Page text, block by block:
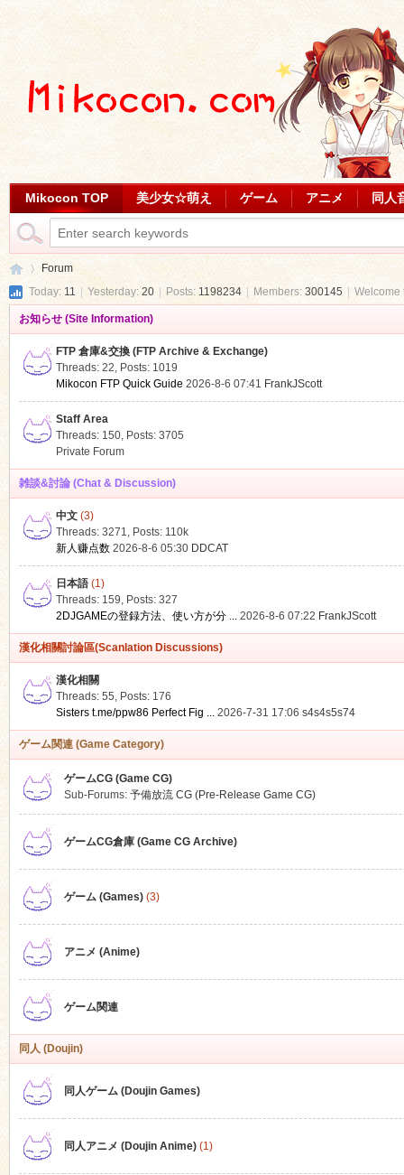
Mikocon TOP 美少女☆萌え ゲーム アニメ 同人
Forum
Today: 11 Yesterday: 20 Posts: 1198234 | Members: 300145 Welcome
お知らせ (Site Information)
FTP 倉庫&交換 (FTP Archive & Exchange)
Threads: 22, Posts: 1019
Mikocon FTP Quick Guide 2026-8-6 07:41 FrankJScott
Staff Area
Threads: 150, Posts: 3705
Private Forum
雑談&討論 (Chat & Discussion)
中文(3)
Threads: 3271, Posts: 110k
新人赚点数 2026-8-6 05:30 DDCAT
日本語(1)
Threads: 159, Posts: 327
2DJGAMEの登録方法、使い方が分 ... 2026-8-6 07:22 FrankJScott
漢化相關討論區(Scanlation Discussions)
漢化相關
Threads: 55, Posts: 176
Sisters t.me/ppw86 Perfect Fig ... 2026-7-31 17:06 s4s4s5s74
ゲーム関連 (Game Category)
ゲームCG (Game CG)
Sub-Forums: 予備放流 CG (Pre-Release Game CG)
ゲームCG倉庫 (Game CG Archive)
ゲーム (Games)(3)
アニメ (Anime)
ゲーム関連
同人 (Doujin)
同人ゲーム (Doujin Games)
同人アニメ (Doujin Anime)(1)